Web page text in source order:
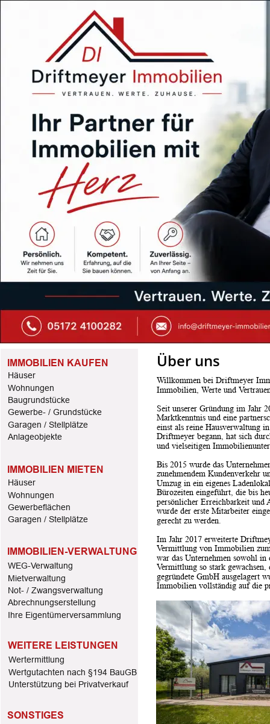
IMMOBILIEN KAUFEN
Häuser
Wohnungen
Baugrundstücke
Gewerbe- / Grundstücke
Garagen / Stellplätze
Anlageobjekte
IMMOBILIEN MIETEN
Häuser
Wohnungen
Gewerbeflächen
Garagen / Stellplätze
IMMOBILIEN-VERWALTUNG
WEG-Verwaltung
Mietverwaltung
Not- / Zwangsverwaltung
Abrechnungserstellung
Ihre Eigentümerversammlung
WEITERE LEISTUNGEN
Wertermittlung
Wertgutachten nach §194 BauGB
Unterstützung bei Privatverkauf
SONSTIGES
Über uns
Willkommen bei Driftmeyer
Immobilien, Werte und
Seit unserer Gründung im Jahr
Marktkenntnis und eine
einst als reine Hausverwaltung
Driftmeyer begann, hat sich
und vielseitigen
Bis 2015 wurde das
zunehmendem Kundenverkehr
Umzug in ein eigenes
Bürozeiten eingeführt, die bis
persönlicher Erreichbarkeit und
wurde der erste Mitarbeiter
gerecht zu werden.
Im Jahr 2017 erweiterte
Vermittlung von Immobilien
war das Unternehmen sowohl
Vermittlung so stark
gegründete GmbH ausgelagert
Immobilien vollständig auf die